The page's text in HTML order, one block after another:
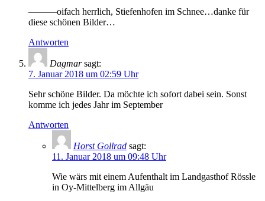
———oifach herrlich, Stiefenhofen im Schnee…danke für
diese schönen Bilder…
Antworten
Dagmar sagt:
7. Januar 2018 um 02:59 Uhr
Sehr schöne Bilder. Da möchte ich sofort dabei sein. Sonst
komme ich jedes Jahr im September
Antworten
Horst Gollrad sagt:
11. Januar 2018 um 09:48 Uhr
Wie wärs mit einem Aufenthalt im Landgasthof Rössle
in Oy-Mittelberg im Allgäu